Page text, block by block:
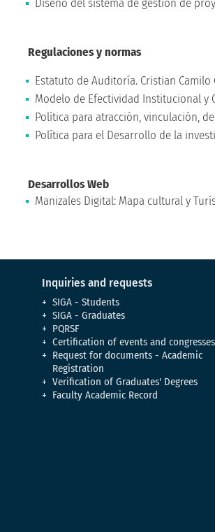
Diseño del sistema de gestión de
Regulaciones y normas
Estatuto de Auditoría. Cristian Camilo
Modelo de Efectividad Institucional y
Política para atracción, vinculación,
Política para el Desarrollo de la
Desarrollos Web
Manizales Digital: Mapa cultural y
Inquiries and requests
SIGA - Students
SIGA - Graduates
PQRSF
Certification of events and congresses
Request for documents - Academic
Registration
Verification of Graduates' Degrees
Faculty Academic Record